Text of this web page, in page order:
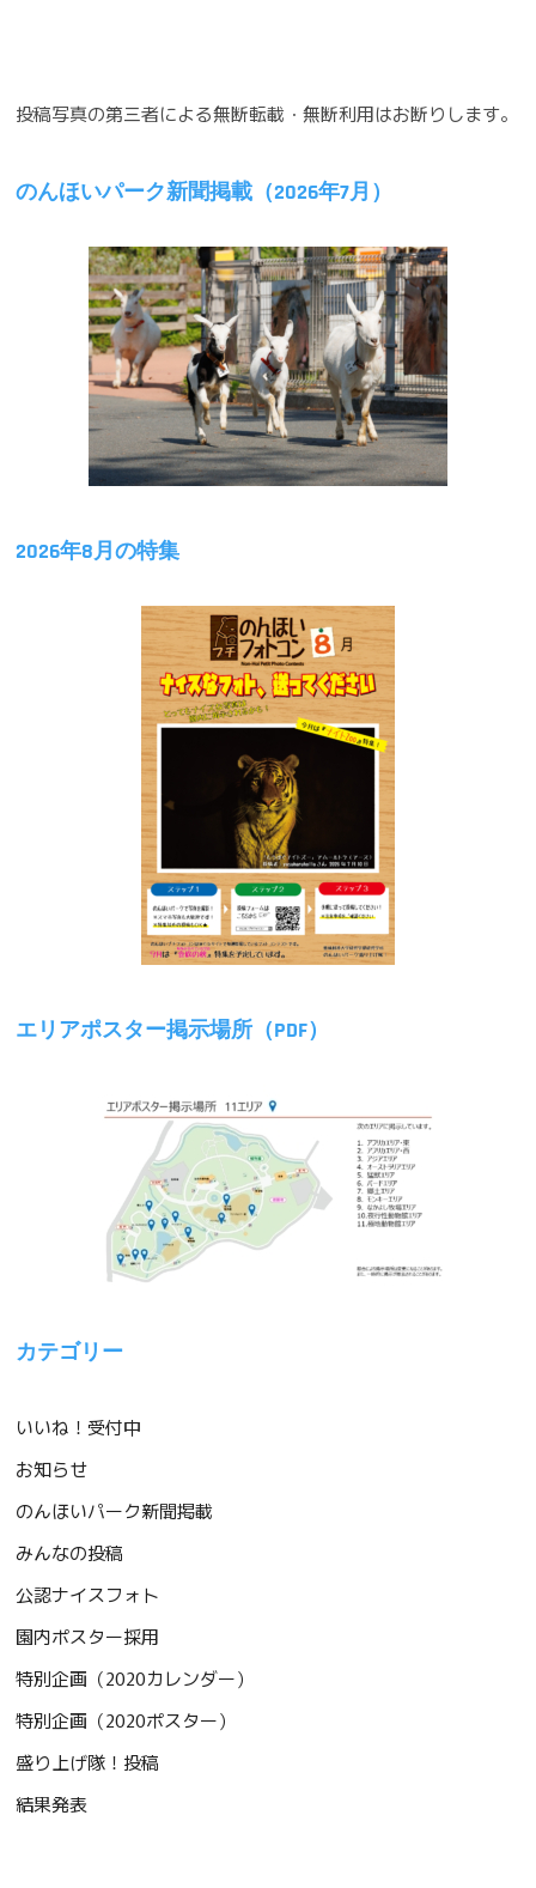
ー
ョ
投稿写真の第三者による無断転載・無断利用はお断りします。
のんほいパーク新聞掲載（2026年7月）
2026年8月の特集
エリアポスター掲示場所（PDF）
カテゴリー
いいね！受付中
お知らせ
のんほいパーク新聞掲載
みんなの投稿
公認ナイスフォト
園内ポスター採用
特別企画（2020カレンダー）
特別企画（2020ポスター）
盛り上げ隊！投稿
結果発表